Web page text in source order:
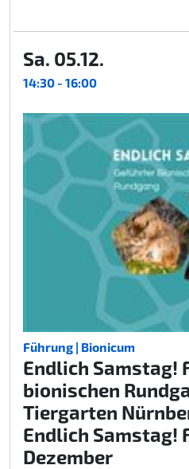
Sa. 05.12.
14:30 - 16:00
Führung | Bionicum
Endlich Samstag!
bionischen
Tiergarten
Endlich Samstag!
Dezember